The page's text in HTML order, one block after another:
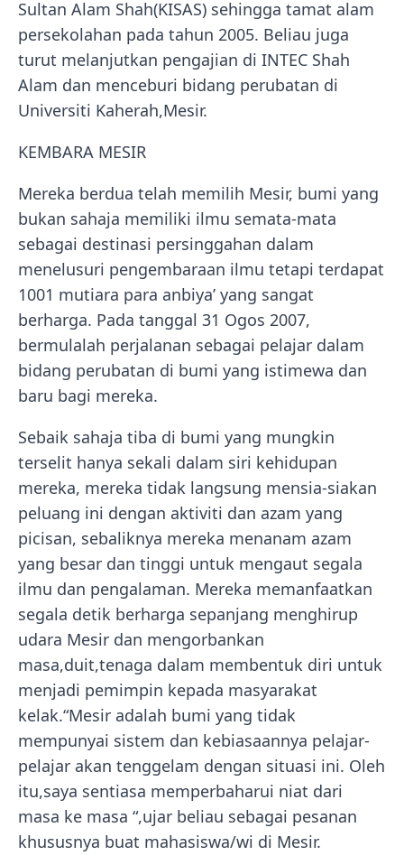
Sultan Alam Shah(KISAS) sehingga tamat alam
persekolahan pada tahun 2005. Beliau juga
turut melanjutkan pengajian di INTEC Shah
Alam dan menceburi bidang perubatan di
Universiti Kaherah,Mesir.
KEMBARA MESIR
Mereka berdua telah memilih Mesir, bumi yang
bukan sahaja memiliki ilmu semata-mata
sebagai destinasi persinggahan dalam
menelusuri pengembaraan ilmu tetapi terdapat
1001 mutiara para anbiya’ yang sangat
berharga. Pada tanggal 31 Ogos 2007,
bermulalah perjalanan sebagai pelajar dalam
bidang perubatan di bumi yang istimewa dan
baru bagi mereka.
Sebaik sahaja tiba di bumi yang mungkin
terselit hanya sekali dalam siri kehidupan
mereka, mereka tidak langsung mensia-siakan
peluang ini dengan aktiviti dan azam yang
picisan, sebaliknya mereka menanam azam
yang besar dan tinggi untuk mengaut segala
ilmu dan pengalaman. Mereka memanfaatkan
segala detik berharga sepanjang menghirup
udara Mesir dan mengorbankan
masa,duit,tenaga dalam membentuk diri untuk
menjadi pemimpin kepada masyarakat
kelak.“Mesir adalah bumi yang tidak
mempunyai sistem dan kebiasaannya pelajar-
pelajar akan tenggelam dengan situasi ini. Oleh
itu,saya sentiasa memperbaharui niat dari
masa ke masa “,ujar beliau sebagai pesanan
khususnya buat mahasiswa/wi di Mesir.